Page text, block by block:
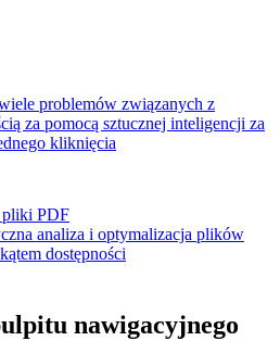
problemów związanych z
za pomocą sztucznej inteligencji za
kliknięcia
pliki PDF
analiza i optymalizacja plików
dostępności
nawigacyjnego